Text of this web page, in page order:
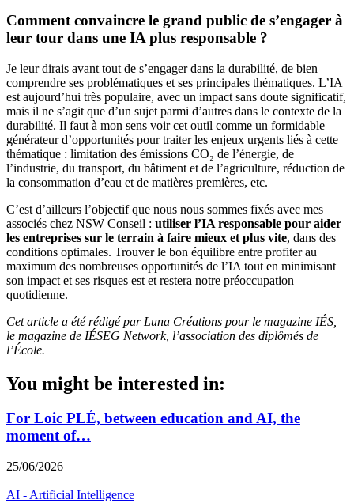
Comment convaincre le grand public de s’engager à
leur tour dans une IA plus responsable ?
Je leur dirais avant tout de s’engager dans la durabilité, de bien
comprendre ses problématiques et ses principales thématiques. L’IA
est aujourd’hui très populaire, avec un impact sans doute significatif,
mais il ne s’agit que d’un sujet parmi d’autres dans le contexte de la
durabilité. Il faut à mon sens voir cet outil comme un formidable
générateur d’opportunités pour traiter les enjeux urgents liés à cette
thématique : limitation des émissions CO₂ de l’énergie, de
l’industrie, du transport, du bâtiment et de l’agriculture, réduction de
la consommation d’eau et de matières premières, etc.
C’est d’ailleurs l’objectif que nous nous sommes fixés avec mes
associés chez NSW Conseil : utiliser l’IA responsable pour aider
les entreprises sur le terrain à faire mieux et plus vite, dans des
conditions optimales. Trouver le bon équilibre entre profiter au
maximum des nombreuses opportunités de l’IA tout en minimisant
son impact et ses risques est et restera notre préoccupation
quotidienne.
Cet article a été rédigé par Luna Créations pour le magazine IÉS,
le magazine de IÉSEG Network, l’association des diplômés de
l’École.
You might be interested in:
For Loic PLÉ, between education and AI, the
moment of…
25/06/2026
AI - Artificial Intelligence